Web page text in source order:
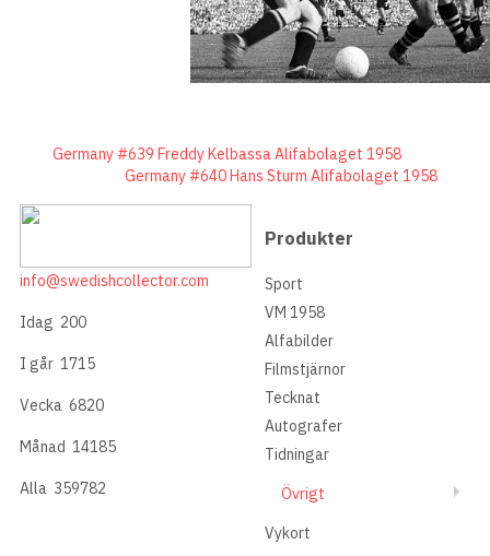
Germany #639 Freddy Kelbassa Alifabolaget 1958
Germany #640 Hans Sturm Alifabolaget 1958
info@swedishcollector.com
Idag 200
I går 1715
Vecka 6820
Månad 14185
Alla 359782
Produkter
Sport
VM 1958
Alfabilder
Filmstjärnor
Tecknat
Autografer
Tidningar
Övrigt
Vykort